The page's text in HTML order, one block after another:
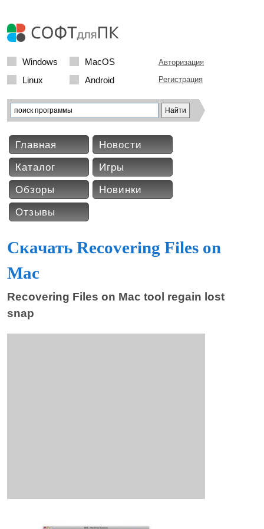
Windows
MacOS
Linux
Android
Авторизация
Регистрация
Главная
Новости
Каталог
Игры
Обзоры
Новинки
Отзывы
Скачать Recovering Files on
Mac
Recovering Files on Mac tool regain lost
snap